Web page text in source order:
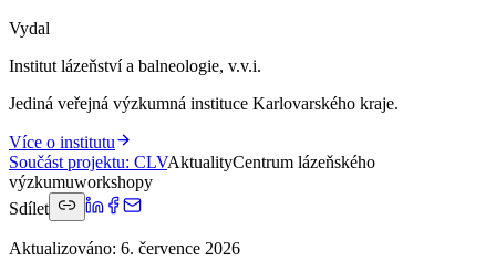
Vydal
Institut lázeňství a balneologie, v.v.i.
Jediná veřejná výzkumná instituce Karlovarského kraje.
Více o institutu
Součást projektu: CLVAktualityCentrum lázeňského
výzkumuworkshopy
Sdílet
Aktualizováno: 6. července 2026